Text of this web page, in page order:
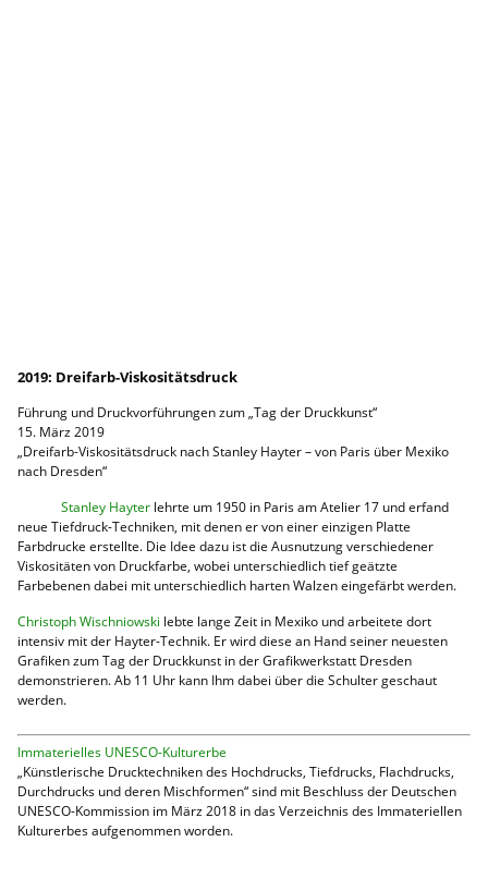
2019: Dreifarb-Viskositätsdruck
Führung und Druckvorführungen zum „Tag der Druckkunst“
15. März 2019
„Dreifarb-Viskositätsdruck nach Stanley Hayter – von Paris über Mexiko
nach Dresden“
Stanley Hayter lehrte um 1950 in Paris am Atelier 17 und erfand
neue Tiefdruck-Techniken, mit denen er von einer einzigen Platte
Farbdrucke erstellte. Die Idee dazu ist die Ausnutzung verschiedener
Viskositäten von Druckfarbe, wobei unterschiedlich tief geätzte
Farbebenen dabei mit unterschiedlich harten Walzen eingefärbt werden.
Christoph Wischniowski lebte lange Zeit in Mexiko und arbeitete dort
intensiv mit der Hayter-Technik. Er wird diese an Hand seiner neuesten
Grafiken zum Tag der Druckkunst in der Grafikwerkstatt Dresden
demonstrieren. Ab 11 Uhr kann Ihm dabei über die Schulter geschaut
werden.
Immaterielles UNESCO-Kulturerbe
„Künstlerische Drucktechniken des Hochdrucks, Tiefdrucks, Flachdrucks,
Durchdrucks und deren Mischformen“ sind mit Beschluss der Deutschen
UNESCO-Kommission im März 2018 in das Verzeichnis des Immateriellen
Kulturerbesaufgenommen worden.